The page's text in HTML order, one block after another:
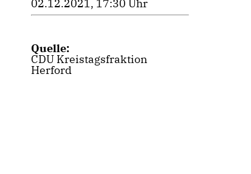
02.12.2021, 17:30 Uhr
Quelle:
CDU Kreistagsfraktion
Herford